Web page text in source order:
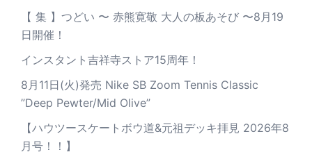
【 集 】つどい 〜 赤熊寛敬 大人の板あそび 〜8月19
日開催！
インスタント吉祥寺ストア15周年！
8月11日(火)発売 Nike SB Zoom Tennis Classic
”Deep Pewter/Mid Olive”
【ハウツースケートボウ道&元祖デッキ拝見 2026年8
月号！！】